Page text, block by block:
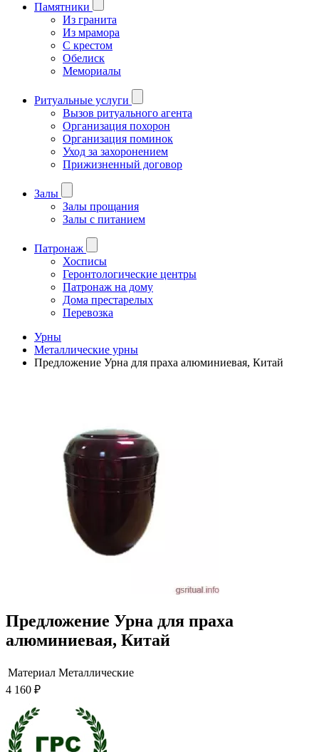
Памятники
Из гранита
Из мрамора
С крестом
Обелиск
Мемориалы
Ритуальные услуги
Вызов ритуального агента
Организация похорон
Организация поминок
Уход за захоронением
Прижизненный договор
Залы
Залы прощания
Залы с питанием
Патронаж
Хосписы
Геронтологические центры
Патронаж на дому
Дома престарелых
Перевозка
Урны
Металлические урны
Предложение Урна для праха алюминиевая, Китай
Предложение Урна для праха
алюминиевая, Китай
Материал Металлические
4 160 ₽